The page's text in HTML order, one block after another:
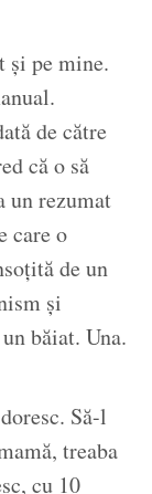
și pe mine.
de către
că o să
un rezumat
care o
de un
și
băiat. Una.
Să-l
treaba
cu 10